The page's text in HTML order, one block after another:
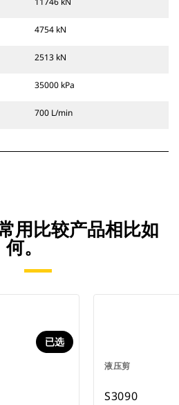
4754 kN
2513 kN
35000 kPa
700 L/min
用比较产品相比如
何。
已选
液压剪
S3090